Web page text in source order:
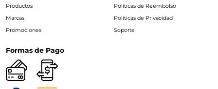
Productos
Marcas
Promociones
Políticas de Reembolso
Políticas de Privacidad
Soporte
Formas de Pago